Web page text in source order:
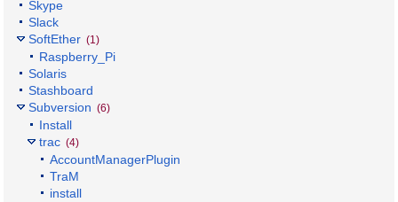
Skype
Slack
SoftEther (1)
Raspberry_Pi
Solaris
Stashboard
Subversion (6)
Install
trac (4)
AccountManagerPlugin
TraM
install